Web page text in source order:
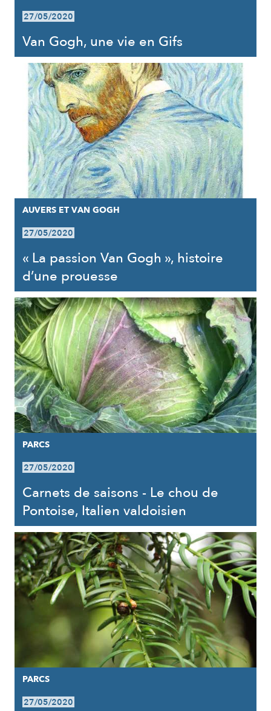
27/05/2020
Van Gogh, une vie en Gifs
AUVERS ET VAN GOGH
27/05/2020
« La passion Van Gogh », histoire
d’une prouesse
PARCS
27/05/2020
Carnets de saisons - Le chou de
Pontoise, Italien valdoisien
PARCS
27/05/2020